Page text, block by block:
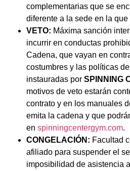
complementarias que se
diferente a la sede en la
VETO: Máxima sanción
incurrir en conductas
Cadena, que vayan en
costumbres y las políticas
instauradas por SPINNING
motivos de veto estarán
contrato y en los manuales
emita la cadena y que
en spinningcentergym.com.
CONGELACIÓN: Facultad
afiliado para suspender el
imposibilidad de asistencia